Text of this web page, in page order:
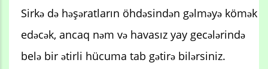
Sirkə də həşəratların öhdəsindən gəlməyə kömək
edəcək, ancaq nəm və havasız yay gecələrində
belə bir ətirli hücuma tab gətirə bilərsiniz.